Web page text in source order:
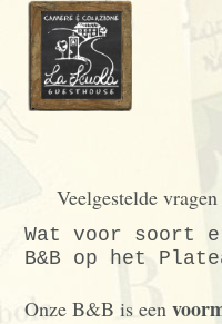
Veelgestelde
Wat voor soort
B&B op het
Onze B&B is een